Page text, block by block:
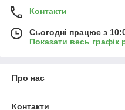
Контакти
Сьогодні працює з
Показати весь графік
Про нас
Контакти